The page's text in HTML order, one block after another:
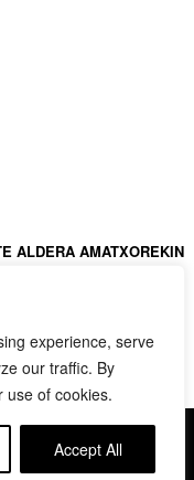
experience, serve
our traffic. By
use of cookies.
Accept All
ALDERA AMATXOREKIN
oharra
Cookie politika